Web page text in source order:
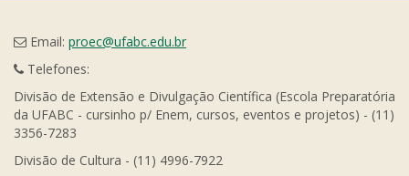
Email: proec@ufabc.edu.br
Telefones:
Divisão de Extensão e Divulgação Científica (Escola Preparatória
da UFABC - cursinho p/ Enem, cursos, eventos e projetos) - (11)
3356-7283
Divisão de Cultura - (11) 4996-7922